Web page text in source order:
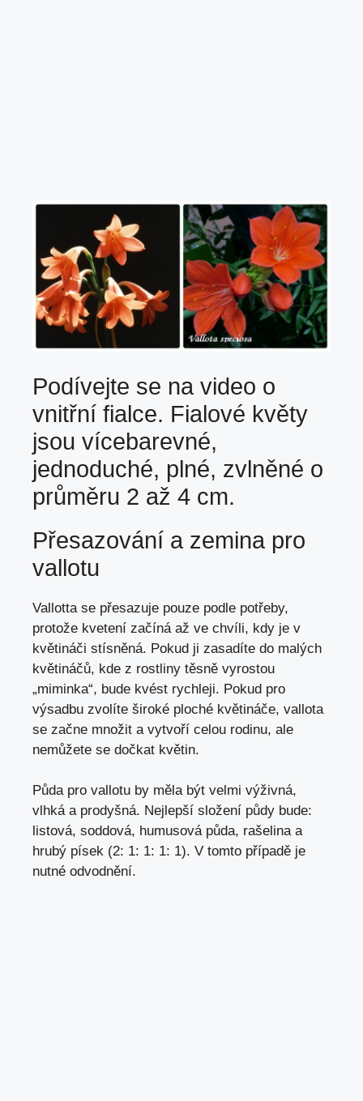
Podívejte se na video o
vnitřní fialce. Fialové květy
jsou vícebarevné,
jednoduché, plné, zvlněné o
průměru 2 až 4 cm.
Přesazování a zemina pro
vallotu
Vallotta se přesazuje pouze podle potřeby,
protože kvetení začíná až ve chvíli, kdy je v
květináči stísněná. Pokud ji zasadíte do malých
květináčů, kde z rostliny těsně vyrostou
„miminka“, bude kvést rychleji. Pokud pro
výsadbu zvolíte široké ploché květináče, vallota
se začne množit a vytvoří celou rodinu, ale
nemůžete se dočkat květin.
Půda pro vallotu by měla být velmi výživná,
vlhká a prodyšná. Nejlepší složení půdy bude:
listová, soddová, humusová půda, rašelina a
hrubý písek (2: 1: 1: 1: 1). V tomto případě je
nutné odvodnění.